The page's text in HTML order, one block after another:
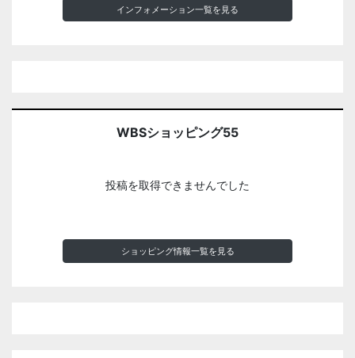
インフォメーション一覧を見る
WBSショッピング55
投稿を取得できませんでした
ショッピング情報一覧を見る